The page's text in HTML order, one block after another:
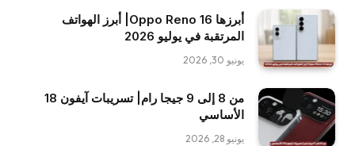
أبرزها Oppo Reno 16| أبرز الهواتف
المرتقبة في يوليو 2026
يونيو 30, 2026
من 8 إلى 9 جيجا رام| تسريبات آيفون 18
الأساسي
يونيو 28, 2026